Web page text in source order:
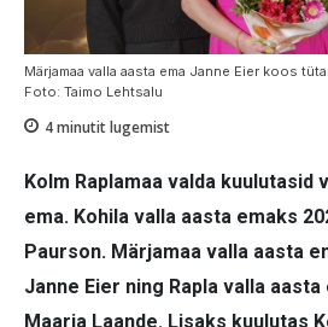
Märjamaa valla aasta ema Janne Eier koos
Foto: Taimo Lehtsalu
4minutit lugemist
Kolm Raplamaa valda kuulutasid
ema. Kohila valla aasta emaks
Paurson. Märjamaa valla aasta
Janne Eier ning Rapla valla
Maarja Laande. Lisaks kuulutas